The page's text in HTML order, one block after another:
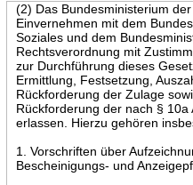
(2) Das Bundesministerium
Einvernehmen mit dem
Soziales und dem
Rechtsverordnung mit
zur Durchführung dieses
Ermittlung, Festsetzung,
Rückforderung der Zulage
Rückforderung der nach §
erlassen. Hierzu gehören
1. Vorschriften über
Bescheinigungs- und